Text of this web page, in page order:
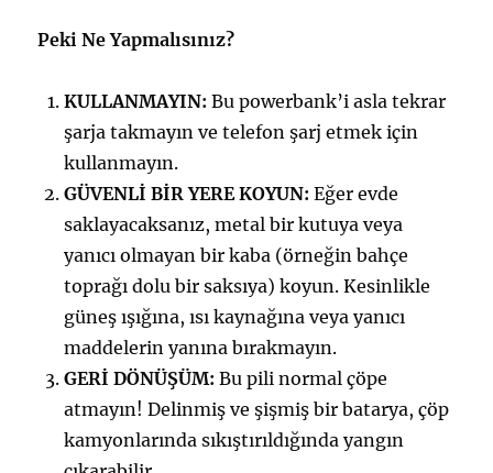
Peki Ne Yapmalısınız?
KULLANMAYIN: Bu powerbank’i asla tekrar
şarja takmayın ve telefon şarj etmek için
kullanmayın.
GÜVENLİ BİR YERE KOYUN: Eğer evde
saklayacaksanız, metal bir kutuya veya
yanıcı olmayan bir kaba (örneğin bahçe
toprağı dolu bir saksıya) koyun. Kesinlikle
güneş ışığına, ısı kaynağına veya yanıcı
maddelerin yanına bırakmayın.
GERİ DÖNÜŞÜM: Bu pili normal çöpe
atmayın! Delinmiş ve şişmiş bir batarya, çöp
kamyonlarında sıkıştırıldığında yangın